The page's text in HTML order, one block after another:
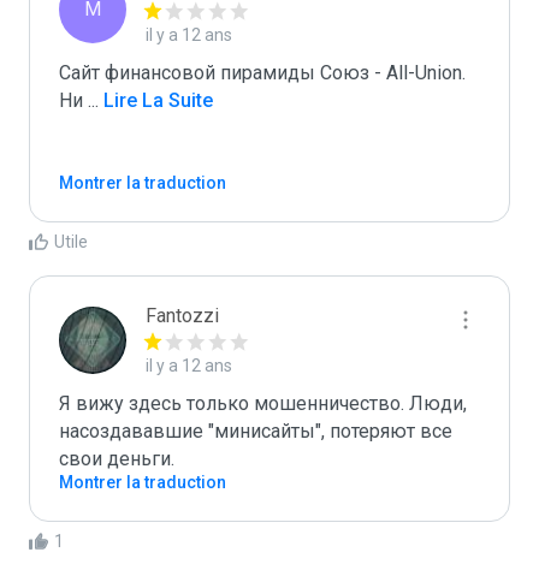
M
il y a 12 ans
Сайт финансовой пирамиды Союз - All-Union.
Ни ... Lire La Suite
Montrer la traduction
Utile
Fantozzi
il y a 12 ans
Я вижу здесь только мошенничество. Люди,
насоздававшие "минисайты", потеряют все
свои деньги.
Montrer la traduction
1